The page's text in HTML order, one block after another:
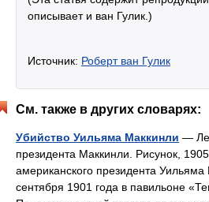
описывает и ван Гулик.)
Источник: Роберт ван Гулик
См. также в других словарях:
Убийство Уильяма Маккинли —
президента Маккинли. Рисунок,
американского президента
сентября 1901 года в павильоне